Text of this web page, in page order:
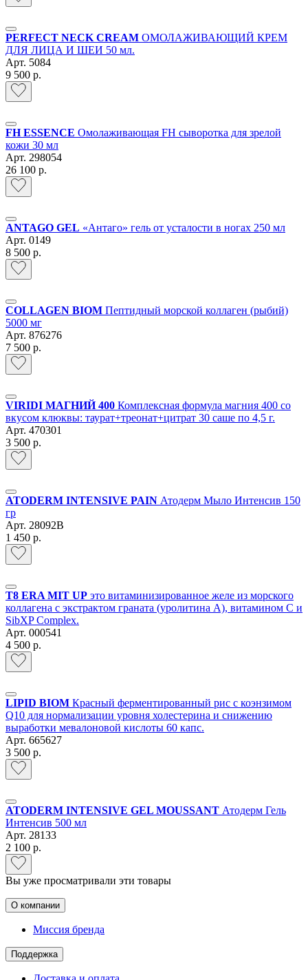
PERFECT NECK CREAM ОМОЛАЖИВАЮЩИЙ КРЕМ
ДЛЯ ЛИЦА И ШЕИ 50 мл.
Арт. 5084
9 500 р.
FH ESSENCE Омолаживающая FH сыворотка для зрелой
кожи 30 мл
Арт. 298054
26 100 р.
ANTAGO GEL «Антаго» гель от усталости в ногах 250 мл
Арт. 0149
8 500 р.
COLLAGEN BIOM Пептидный морской коллаген (рыбий)
5000 мг
Арт. 876276
7 500 р.
VIRIDI МАГНИЙ 400 Комплексная формула магния 400 со
вкусом клюквы: таурат+треонат+цитрат 30 саше по 4,5 г.
Арт. 470301
3 500 р.
ATODERM INTENSIVE PAIN Атодерм Мыло Интенсив 150
гр
Арт. 28092B
1 450 р.
Т8 ERA MIT UP это витаминизированное желе из морского
коллагена с экстрактом граната (уролитина А), витамином С и
SibXP Complex.
Арт. 000541
4 500 р.
LIPID BIOM Красный ферментированный рис c коэнзимом
Q10 для нормализации уровня холестерина и снижению
выработки мевалоновой кислоты 60 капс.
Арт. 665627
3 500 р.
ATODERM INTENSIVE GEL MOUSSANT Атодерм Гель
Интенсив 500 мл
Арт. 28133
2 100 р.
Вы уже просматривали эти товары
О компании
Миссия бренда
Поддержка